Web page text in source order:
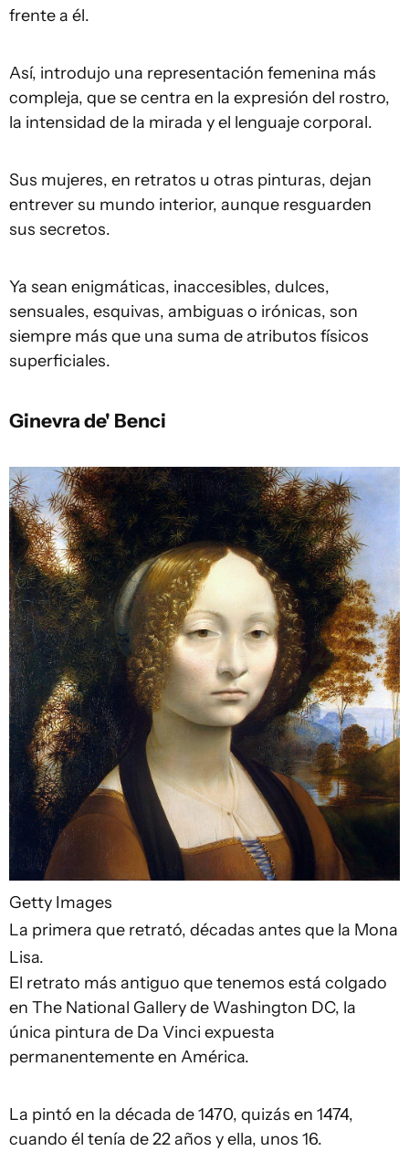
frente a él.
Así, introdujo una representación femenina más
compleja, que se centra en la expresión del rostro,
la intensidad de la mirada y el lenguaje corporal.
Sus mujeres, en retratos u otras pinturas, dejan
entrever su mundo interior, aunque resguarden
sus secretos.
Ya sean enigmáticas, inaccesibles, dulces,
sensuales, esquivas, ambiguas o irónicas, son
siempre más que una suma de atributos físicos
superficiales.
Ginevra de' Benci
Getty Images
La primera que retrató, décadas antes que la Mona
Lisa.
El retrato más antiguo que tenemos está colgado
en The National Gallery de Washington DC, la
única pintura de Da Vinci expuesta
permanentemente en América.
La pintó en la década de 1470, quizás en 1474,
cuando él tenía de 22 años y ella, unos 16.